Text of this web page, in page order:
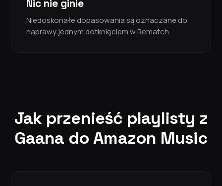
Nic nie ginie
Niedoskonałe dopasowania są oznaczane do
naprawy jednym dotknięciem w Rematch.
Jak przenieść playlisty z
Gaana do Amazon Music